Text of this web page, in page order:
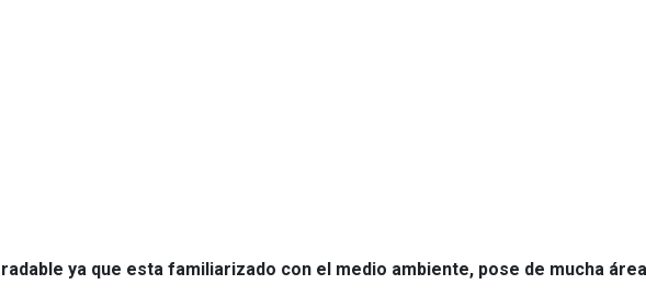
ya que esta familiarizado con el medio ambiente, pose de mucha área